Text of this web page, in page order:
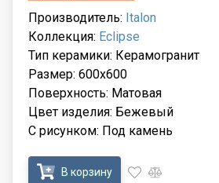
Производитель: Italon
Коллекция: Eclipse
Тип керамики: Керамогранит
Размер: 600x600
Поверхность: Матовая
Цвет изделия: Бежевый
С рисунком: Под камень
В корзину